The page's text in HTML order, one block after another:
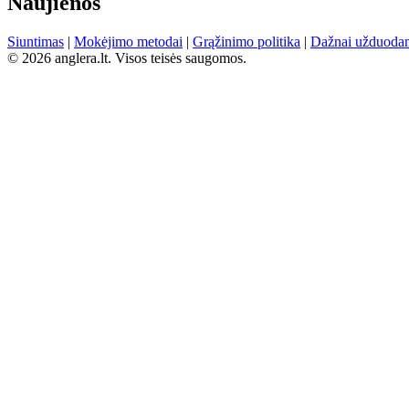
Siuntimas | Mokėjimo metodai | Grąžinimo politika | Dažnai
© 2026 anglera.lt. Visos teisės saugomos.